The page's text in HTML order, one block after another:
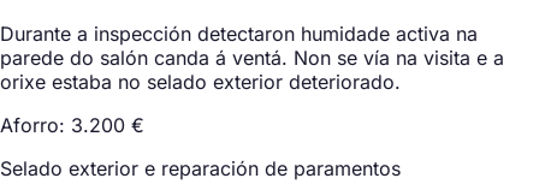
Durante a inspección detectaron humidade activa na
parede do salón canda á ventá. Non se vía na visita e a
orixe estaba no selado exterior deteriorado.
Aforro: 3.200 €
Selado exterior e reparación de paramentos